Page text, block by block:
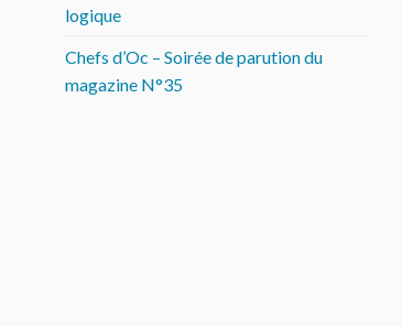
logique
Chefs d’Oc – Soirée de parution du
magazine N°35